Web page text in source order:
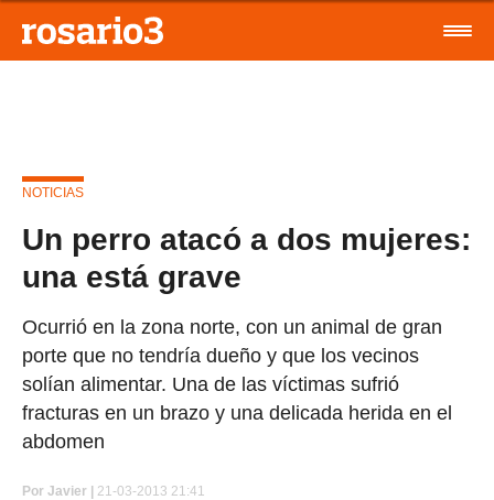
NOTICIAS
Un perro atacó a dos mujeres:
una está grave
Ocurrió en la zona norte, con un animal de gran
porte que no tendría dueño y que los vecinos
solían alimentar. Una de las víctimas sufrió
fracturas en un brazo y una delicada herida en el
abdomen
Por Javier | 21-03-2013 21:41